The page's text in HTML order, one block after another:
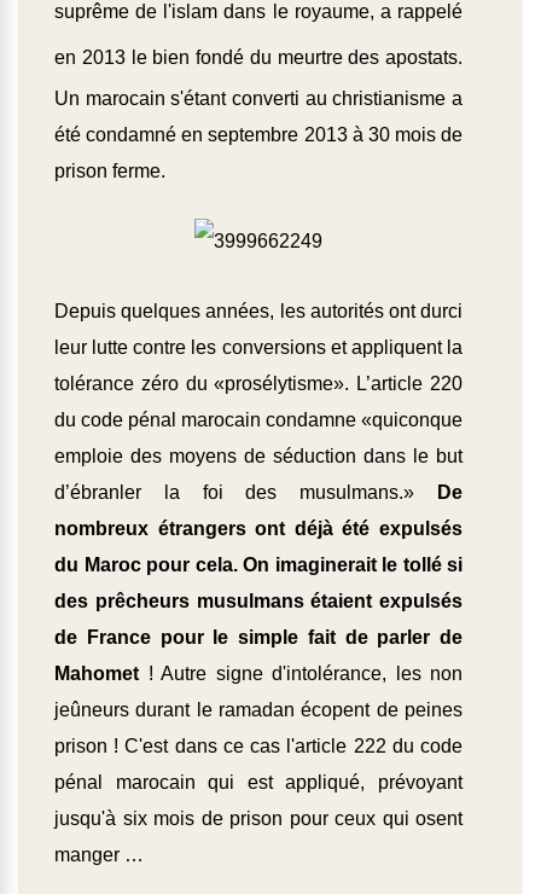
suprême de l'islam dans le royaume, a rappelé
en 2013 le bien fondé du meurtre des apostats.
Un marocain s'étant converti au christianisme a
été condamné en septembre 2013 à 30 mois de
prison ferme.
Depuis quelques années, les autorités ont durci
leur lutte contre les conversions et appliquent la
tolérance zéro du «prosélytisme». L’article 220
du code pénal marocain condamne «quiconque
emploie des moyens de séduction dans le but
d’ébranler la foi des musulmans.» De
nombreux étrangers ont déjà été expulsés
du Maroc pour cela. On imaginerait le tollé si
des prêcheurs musulmans étaient expulsés
de France pour le simple fait de parler de
Mahomet ! Autre signe d'intolérance, les non
jeûneurs durant le ramadan écopent de peines
prison ! C'est dans ce cas l'article 222 du code
pénal marocain qui est appliqué, prévoyant
jusqu'à six mois de prison pour ceux qui osent
manger …